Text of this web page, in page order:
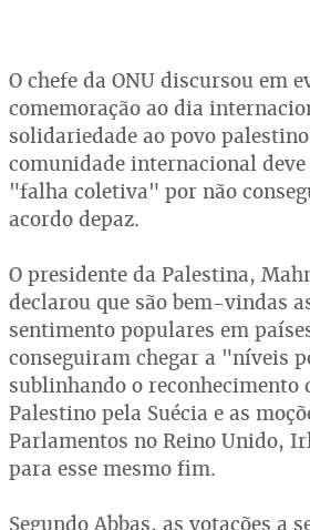
O chefe da ONU discursou em
comemoração ao dia
solidariedade ao povo
comunidade internacional
"falha coletiva" por não
acordo depaz.
O presidente da Palestina,
declarou que são bem-vindas
sentimento populares em
conseguiram chegar a "níveis
sublinhando o reconhecimento
Palestino pela Suécia e as
Parlamentos no Reino Unido,
para esse mesmo fim.
Segundo Abbas, as votações a